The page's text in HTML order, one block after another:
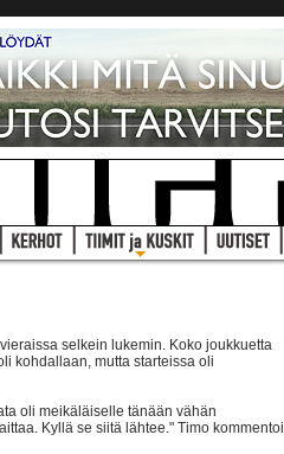
selkein lukemin. Koko joukkuetta
kohdallaan, mutta starteissa oli
oli meikäläiselle tänään vähän
Kyllä se siitä lähtee." Timo kommentoi